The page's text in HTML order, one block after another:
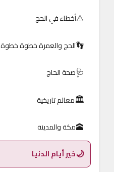
⚠️أخطاء في الحج
👣الحج والعمرة خطوة خطوة
🩺صحة الحاج
🏛️معالم تاريخية
🕋مكة والمدينة
🌙خير أيام الدنيا